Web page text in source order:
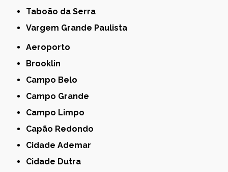
Taboão da Serra
Vargem Grande Paulista
Aeroporto
Brooklin
Campo Belo
Campo Grande
Campo Limpo
Capão Redondo
Cidade Ademar
Cidade Dutra